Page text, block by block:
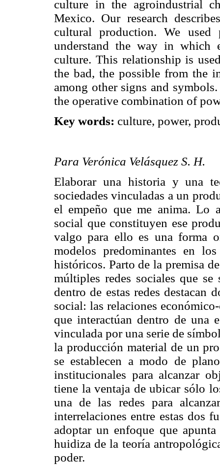
culture in the agroindustrial
Mexico. Our research
cultural production. We
understand the way in which
culture. This relationship is
the bad, the possible from the
among other signs and
the operative combination of
Key words: culture, power,
Para Verónica Velásquez S. H.
Elaborar una historia y una
sociedades vinculadas a un
el empeño que me anima. Lo
social que constituyen ese
valgo para ello es una forma
modelos predominantes en
históricos. Parto de la premisa
múltiples redes sociales que se
dentro de estas redes destacan
social: las relaciones
que interactúan dentro de una
vinculada por una serie de
la producción material de un
se establecen a modo de
institucionales para alcanzar
tiene la ventaja de ubicar sólo
una de las redes para
interrelaciones entre estas dos
adoptar un enfoque que
huidiza de la teoría
poder.